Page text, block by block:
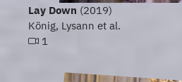
Lay Down (2019)
König, Lysann et al.
1